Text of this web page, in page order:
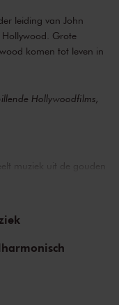
leiding van John
Grote
komen tot leven in
Hollywoodfilms,
muziek uit de gouden
van Tom en Jerry
of Robin Hood
(1939) van Max Steiner